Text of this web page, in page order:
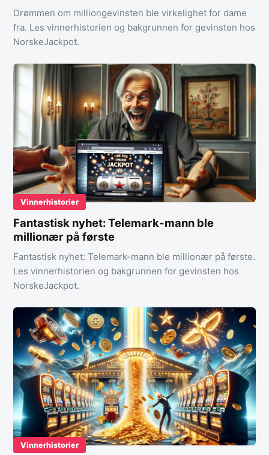
Drømmen om milliongevinsten ble virkelighet for dame
fra. Les vinnerhistorien og bakgrunnen for gevinsten hos
NorskeJackpot.
Vinnerhistorier
Fantastisk nyhet: Telemark-mann ble
millionær på første
Fantastisk nyhet: Telemark-mann ble millionær på første.
Les vinnerhistorien og bakgrunnen for gevinsten hos
NorskeJackpot.
Vinnerhistorier